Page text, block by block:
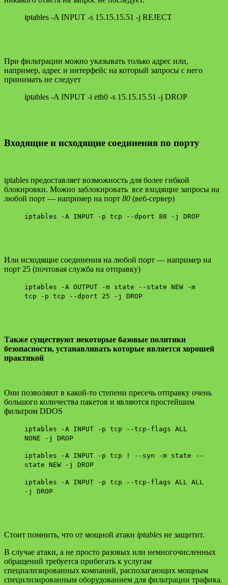
iptables -A INPUT -s 15.15.15.51 -j REJECT
При фильтрации можно указывать только адрес или,
например, адрес и интерфейс на который запросы с него
принимать не следует
iptables -A INPUT -i eth0 -s 15.15.15.51 -j DROP
Входящие и исходящие соединения по порту
iptables предоставляет возможность для более гибкой
блокировки. Можно заблокировать все входящие запросы на
любой порт — например на порт 80 (веб-сервер)
iptables -A INPUT -p tcp --dport 80 -j DROP
Или исходящие соединения на любой порт — например на
порт 25 (почтовая служба на отправку)
iptables -A OUTPUT -m state --state NEW -m
tcp -p tcp --dport 25 -j DROP
Также существуют некоторые базовые политики
безопасности, устанавливать которые является хорошей
практикой
Они позволяют в какой-то степени пресечь отправку очень
большого количества пакетов и являются простейшим
фильтром DDOS
iptables -A INPUT -p tcp --tcp-flags ALL
NONE -j DROP
iptables -A INPUT -p tcp ! --syn -m state --
state NEW -j DROP
iptables -A INPUT -p tcp --tcp-flags ALL ALL
-j DROP
Стоит помнить, что от мощной атаки iptables не защитит.
В случае атаки, а не просто разовых или немногочисленных
обращений требуется прибегать к услугам
специализированных компаний, располагающих мощным
специлизированным оборудованием для фильтрации трафика.